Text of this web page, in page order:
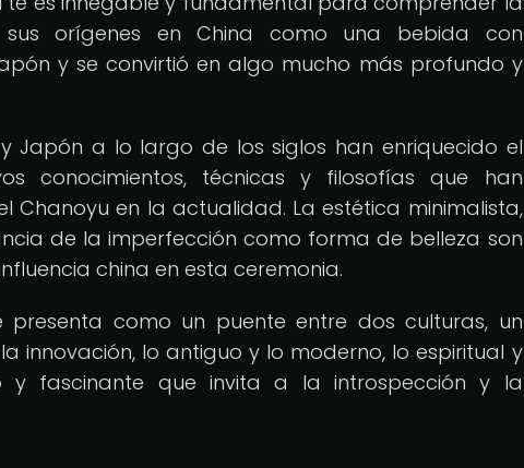
sus orígenes en China como una bebida con
y se convirtió en algo mucho más profundo y
Japón a lo largo de los siglos han enriquecido el
conocimientos, técnicas y filosofías que han
en la actualidad. La estética minimalista,
de la imperfección como forma de belleza son
china en esta ceremonia.
presenta como un puente entre dos culturas, un
innovación, lo antiguo y lo moderno, lo espiritual y
y fascinante que invita a la introspección y la